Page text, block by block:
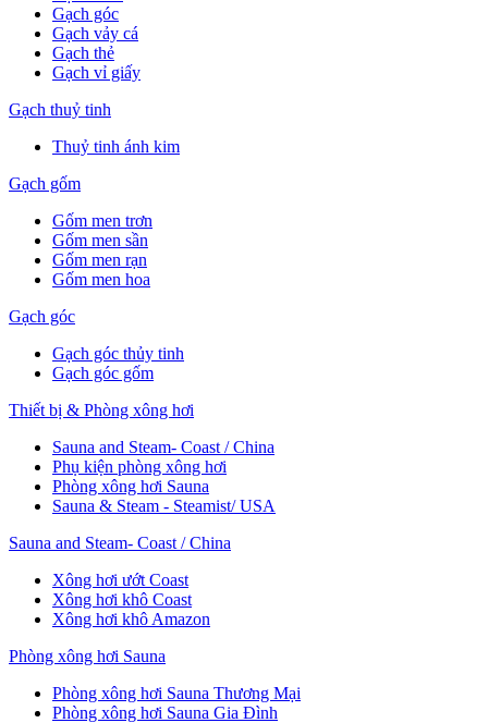
Gạch góc
Gạch vảy cá
Gạch thẻ
Gạch vỉ giấy
Gạch thuỷ tinh
Thuỷ tinh ánh kim
Gạch gốm
Gốm men trơn
Gốm men sần
Gốm men rạn
Gốm men hoa
Gạch góc
Gạch góc thủy tinh
Gạch góc gốm
Thiết bị & Phòng xông hơi
Sauna and Steam- Coast / China
Phụ kiện phòng xông hơi
Phòng xông hơi Sauna
Sauna & Steam - Steamist/ USA
Sauna and Steam- Coast / China
Xông hơi ướt Coast
Xông hơi khô Coast
Xông hơi khô Amazon
Phòng xông hơi Sauna
Phòng xông hơi Sauna Thương Mại
Phòng xông hơi Sauna Gia Đình